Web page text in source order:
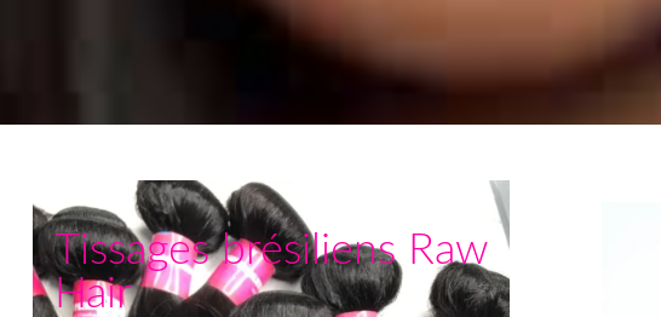
Tissages brésiliens Raw
Hair